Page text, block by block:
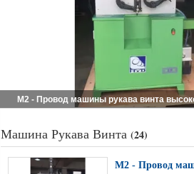
Машина Рукава Винта (24)
M2 - Провод